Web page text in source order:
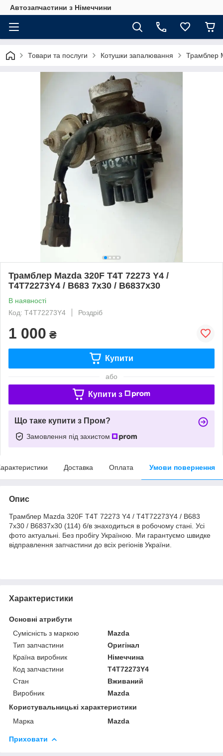
Автозапчастини з Німеччини
Товари та послуги Котушки запалювання Трамблер
Трамблер Mazda 320F T4T 72273 Y4 /
T4T72273Y4 / B683 7x30 / B6837x30
В наявності
Код: T4T72273Y4
Роздріб
1 000 ₴
Купити
або
Купити з
Що таке купити з Пром?
Замовлення під захистом
Доставка Оплата Умови повернення
Опис
Трамблер Mazda 320F T4T 72273 Y4 / T4T72273Y4 / B683
7x30 / B6837x30 (114) б/в знаходиться в робочому стані. Усі
фото актуальні. Без пробігу Україною. Ми гарантуємо швидке
відправлення запчастини до всіх регіонів України.
Характеристики
Основні атрибути
Сумісність з маркою
Mazda
Тип запчастини
Оригінал
Країна виробник
Німеччина
Код запчастини
T4T72273Y4
Стан
Вживаний
Виробник
Mazda
Користувальницькі характеристики
Марка
Mazda
Приховати